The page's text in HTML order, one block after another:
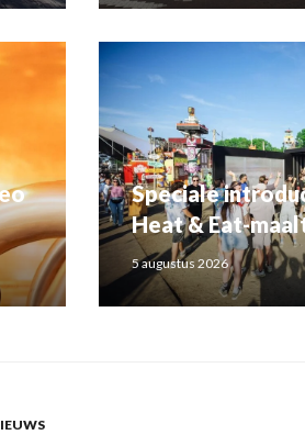
Speciale
Heat & Eat-
5 augustus 2026